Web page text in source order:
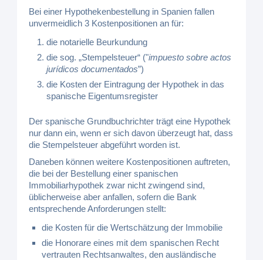
Bei einer Hypothekenbestellung in Spanien fallen
unvermeidlich 3 Kostenpositionen an für:
die notarielle Beurkundung
die sog. „Stempelsteuer“ ("impuesto sobre actos
jurídicos documentados”)
die Kosten der Eintragung der Hypothek in das
spanische Eigentumsregister
Der spanische Grundbuchrichter trägt eine Hypothek
nur dann ein, wenn er sich davon überzeugt hat, dass
die Stempelsteuer abgeführt worden ist.
Daneben können weitere Kostenpositionen auftreten,
die bei der Bestellung einer spanischen
Immobiliarhypothek zwar nicht zwingend sind,
üblicherweise aber anfallen, sofern die Bank
entsprechende Anforderungen stellt:
die Kosten für die Wertschätzung der Immobilie
die Honorare eines mit dem spanischen Recht
vertrauten Rechtsanwaltes, den ausländische